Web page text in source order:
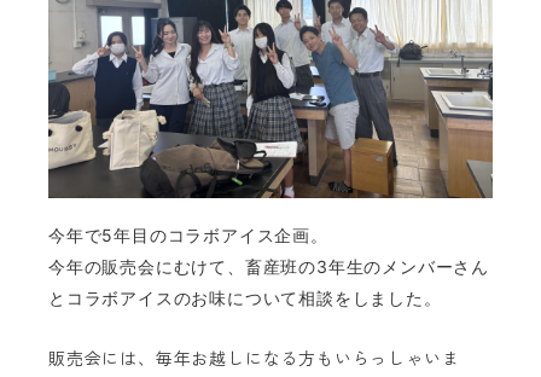
今年で5年目のコラボアイス企画。
今年の販売会にむけて、畜産班の3年生のメンバーさん
とコラボアイスのお味について相談をしました。
販売会には、毎年お越しになる方もいらっしゃいま